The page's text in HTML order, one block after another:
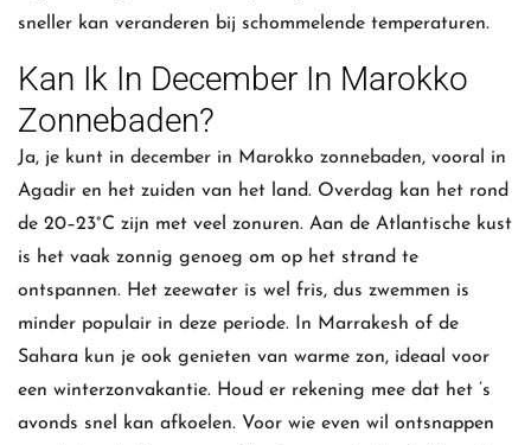
sneller kan veranderen bij schommelende temperaturen.
Kan Ik In December In Marokko
Zonnebaden?
Ja, je kunt in december in Marokko zonnebaden, vooral in
Agadir en het zuiden van het land. Overdag kan het rond
de 20–23°C zijn met veel zonuren. Aan de Atlantische kust
is het vaak zonnig genoeg om op het strand te
ontspannen. Het zeewater is wel fris, dus zwemmen is
minder populair in deze periode. In Marrakesh of de
Sahara kun je ook genieten van warme zon, ideaal voor
een winterzonvakantie. Houd er rekening mee dat het ’s
avonds snel kan afkoelen. Voor wie even wil ontsnappen